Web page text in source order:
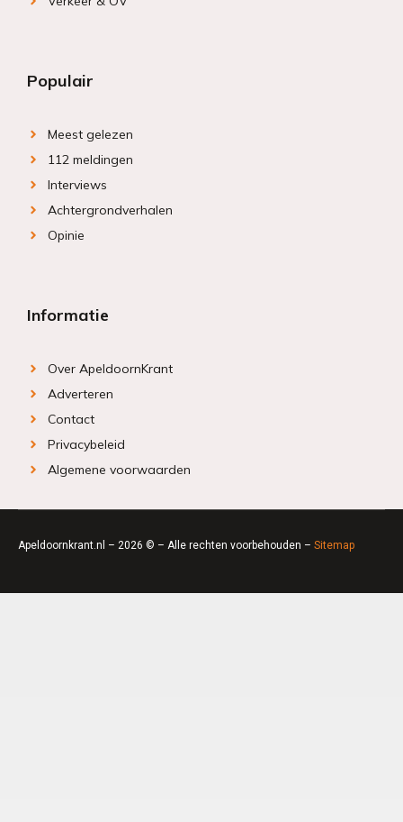
Populair
Meest gelezen
112 meldingen
Interviews
Achtergrondverhalen
Opinie
Informatie
Over ApeldoornKrant
Adverteren
Contact
Privacybeleid
Algemene voorwaarden
Apeldoornkrant.nl – 2026 © – Alle rechten voorbehouden – Sitemap